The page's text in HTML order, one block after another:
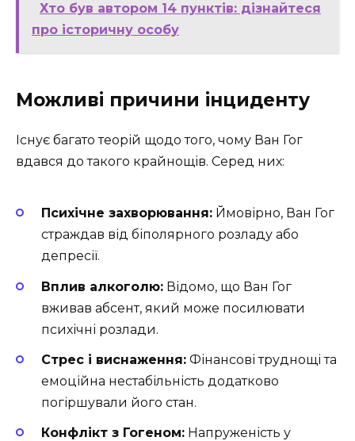
Хто був автором 14 пунктів: дізнайтеся
про історичну особу
Можливі причини інциденту
Існує багато теорій щодо того, чому Ван Гог
вдався до такого крайнощів. Серед них:
Психічне захворювання: Ймовірно, Ван Гог
страждав від біполярного розладу або
депресії.
Вплив алкоголю: Відомо, що Ван Гог
вживав абсент, який може посилювати
психічні розлади.
Стрес і виснаження: Фінансові труднощі та
емоційна нестабільність додатково
погіршували його стан.
Конфлікт з Гогеном: Напруженість у